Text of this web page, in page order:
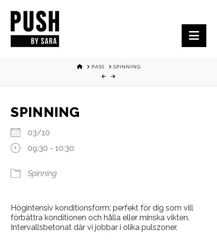
HOMEPASS SPINNING
SPINNING
03/10
09:30 - 10:30
Spinning
Högintensiv konditionsform: perfekt för dig som vill
förbättra konditionen och hålla eller minska vikten.
Intervallsbetonat där vi jobbar i olika pulszoner.